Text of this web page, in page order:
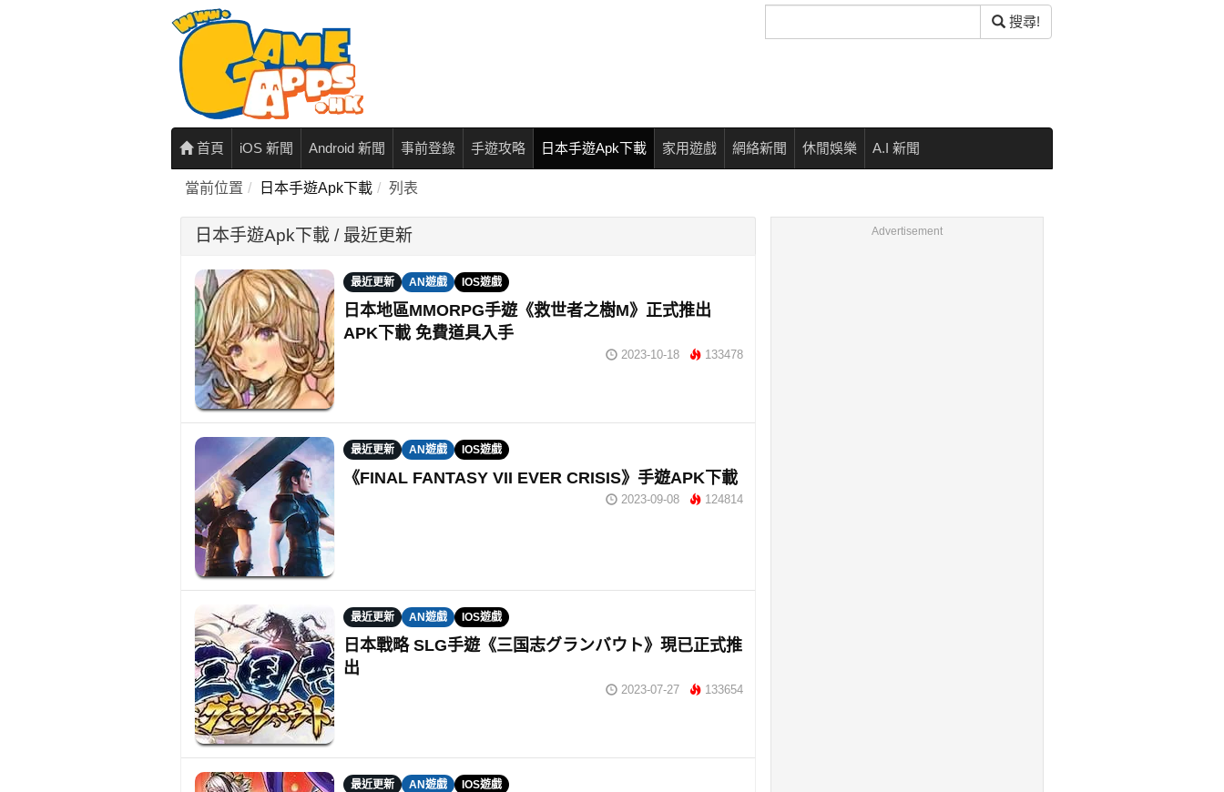
尋
搜尋!
首頁 iOS 新聞 Android 新聞 事前登錄 手遊攻略 日本手遊Apk下載 家用遊戲 網絡新聞 休閒娛樂 A.I 新聞
當前位置 日本手遊Apk下載 列表
日本手遊Apk下載 / 最近更新
最近更新 AN遊戲 IOS遊戲
日本地區MMORPG手遊《救世者之樹M》正式推出
APK下載 免費道具入手
2023-10-18 133478
最近更新 AN遊戲 IOS遊戲
《FINAL FANTASY VII EVER CRISIS》手遊APK下載
2023-09-08 124814
最近更新 AN遊戲 IOS遊戲
日本戰略 SLG手遊《三国志グランバウト》現已正式推
出
2023-07-27 133654
最近更新 AN遊戲 IOS遊戲
Advertisement